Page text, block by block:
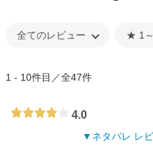
1 - 10件目／全47件
4.0
ネタバレ レ